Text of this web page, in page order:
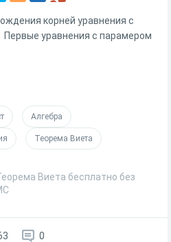
корней уравнения с
уравнения с парамером
Алгебра
Теорема Виета
Виета бесплатно без
0